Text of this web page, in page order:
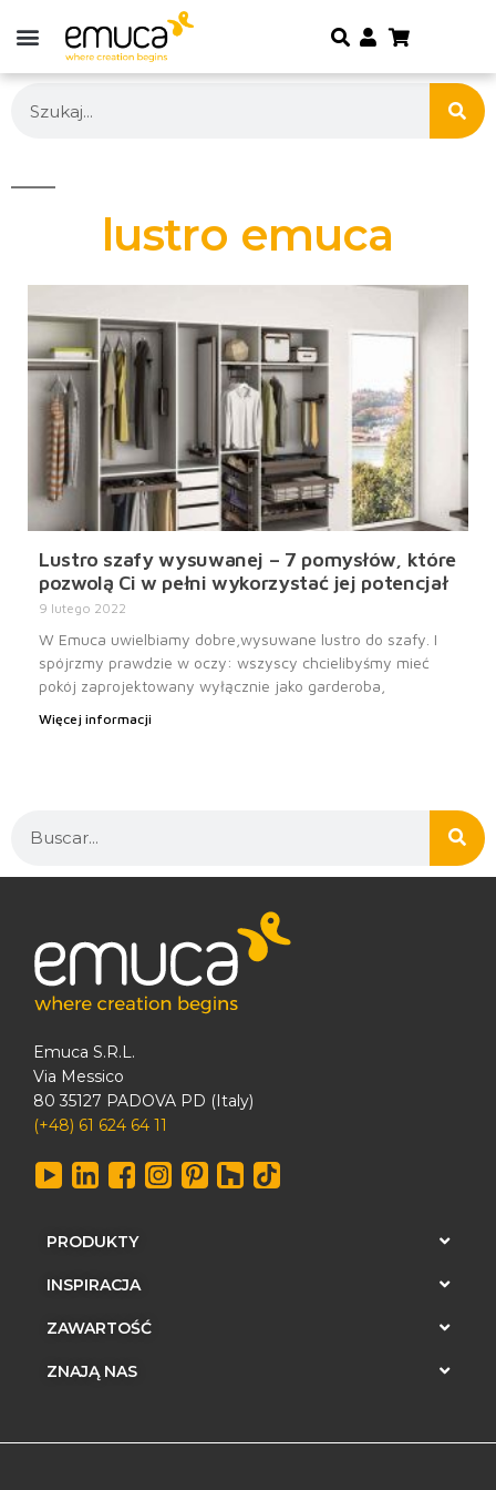
lustro emuca
Lustro szafy wysuwanej – 7 pomysłów, które
pozwolą Ci w pełni wykorzystać jej potencjał
9 lutego 2022
W Emuca uwielbiamy dobre,wysuwane lustro do szafy. I
spójrzmy prawdzie w oczy: wszyscy chcielibyśmy mieć
pokój zaprojektowany wyłącznie jako garderoba,
Więcej informacji
Emuca S.R.L.
Via Messico
80 35127 PADOVA PD (Italy)
(+48) 61 624 64 11
PRODUKTY
INSPIRACJA
ZAWARTOŚĆ
ZNAJĄ NAS